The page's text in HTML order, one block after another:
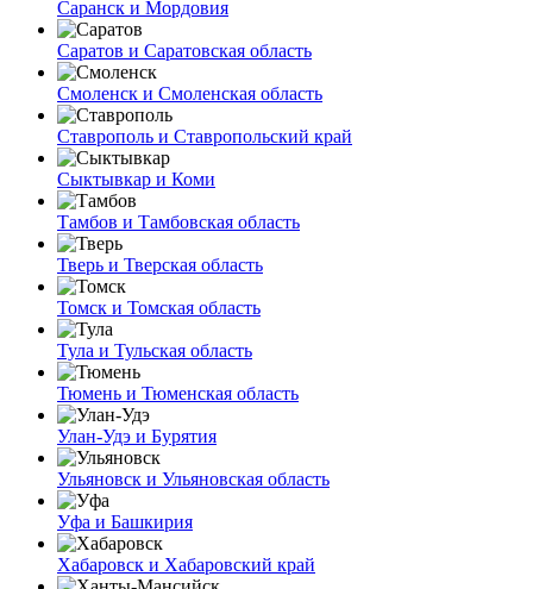
Саранск и Мордовия
Саратов и Саратовская область
Смоленск и Смоленская область
Ставрополь и Ставропольский край
Сыктывкар и Коми
Тамбов и Тамбовская область
Тверь и Тверская область
Томск и Томская область
Тула и Тульская область
Тюмень и Тюменская область
Улан-Удэ и Бурятия
Ульяновск и Ульяновская область
Уфа и Башкирия
Хабаровск и Хабаровский край